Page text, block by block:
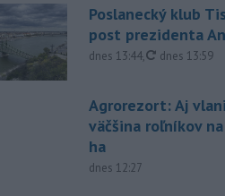
Poslanecký klub
post prezidenta
dnes 13:44, aktualizované
dnes 13:59
Agrorezort: Aj
väčšina roľníkov
ha
dnes 12:27